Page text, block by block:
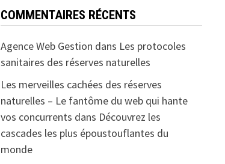
COMMENTAIRES RÉCENTS
Agence Web Gestion dans Les protocoles
sanitaires des réserves naturelles
Les merveilles cachées des réserves
naturelles – Le fantôme du web qui hante
vos concurrents dans Découvrez les
cascades les plus époustouflantes du
monde